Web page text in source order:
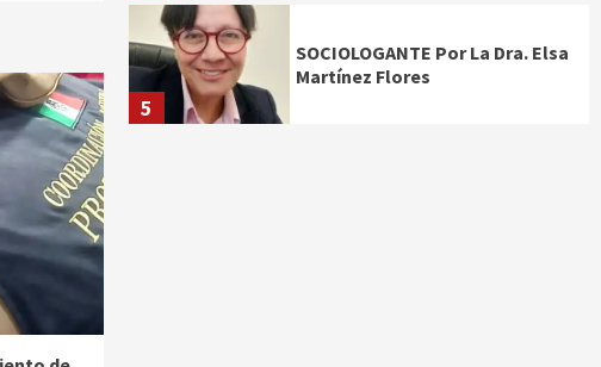
5
SOCIOLOGANTE Por La Dra. Elsa
Martínez Flores